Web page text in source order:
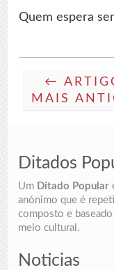
Quem espera
←
MAIS
Ditados
Um Ditado Popular
anónimo que é
composto e
meio cultural.
Noticias